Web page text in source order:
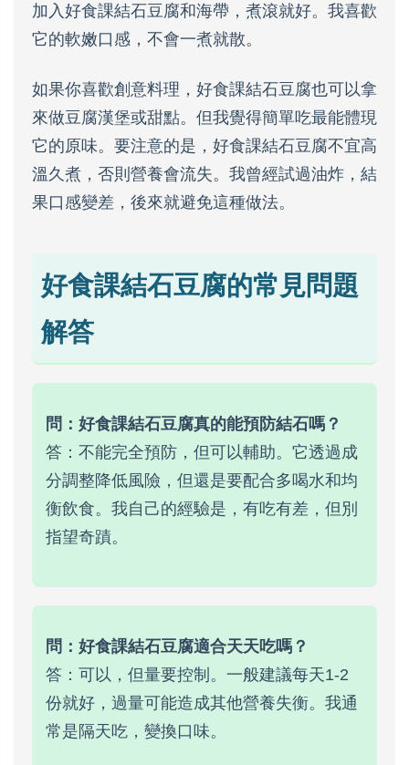
加入好食課結石豆腐和海帶，煮滾就好。我喜歡
它的軟嫩口感，不會一煮就散。
如果你喜歡創意料理，好食課結石豆腐也可以拿
來做豆腐漢堡或甜點。但我覺得簡單吃最能體現
它的原味。要注意的是，好食課結石豆腐不宜高
溫久煮，否則營養會流失。我曾經試過油炸，結
果口感變差，後來就避免這種做法。
好食課結石豆腐的常見問題
解答
問：好食課結石豆腐真的能預防結石嗎？
答：不能完全預防，但可以輔助。它透過成
分調整降低風險，但還是要配合多喝水和均
衡飲食。我自己的經驗是，有吃有差，但別
指望奇蹟。
問：好食課結石豆腐適合天天吃嗎？
答：可以，但量要控制。一般建議每天1-2
份就好，過量可能造成其他營養失衡。我通
常是隔天吃，變換口味。